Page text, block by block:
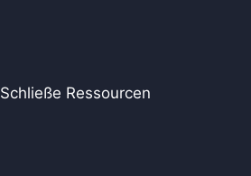
Schließe Ressourcen